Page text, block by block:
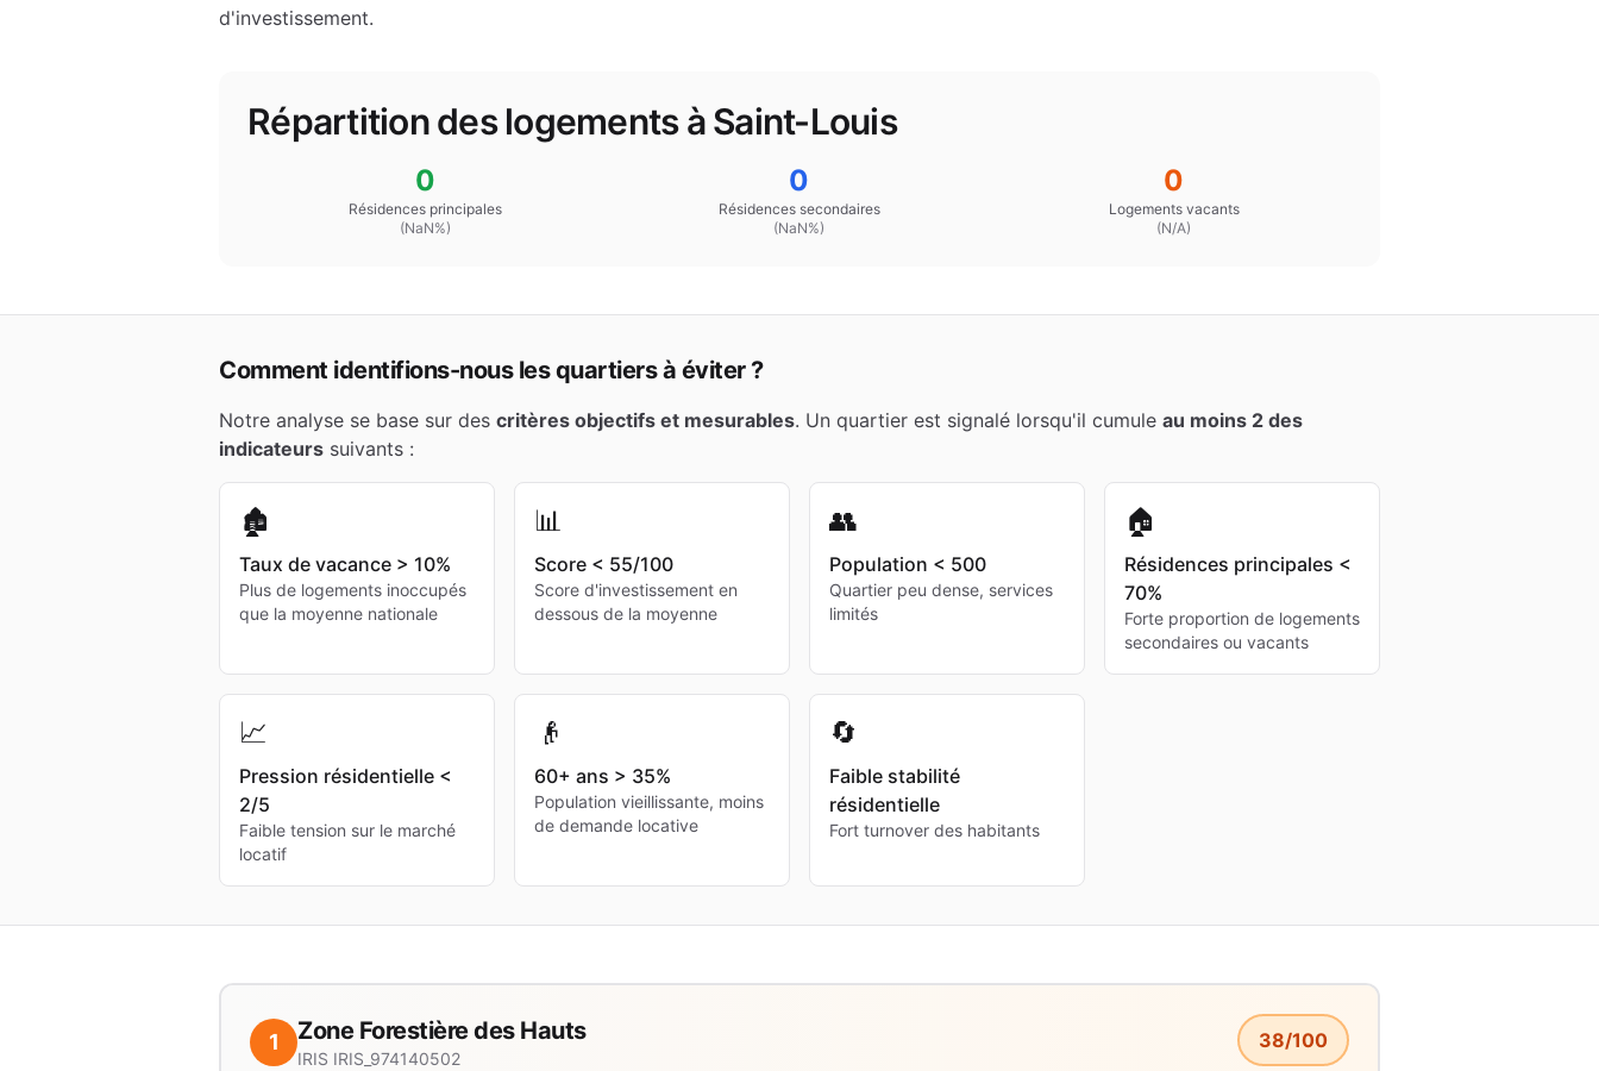
d'investissement.
Répartition des logements àSaint-Louis
0
Résidences principales
(NaN%)
0
Résidences secondaires
(NaN%)
0
Logements vacants
(N/A)
Comment identifions-nous les quartiers à éviter ?
Notre analyse se base sur des critères objectifs et mesurables. Un quartier est signalé lorsqu'il cumule au moins 2 des
indicateurs suivants :
🏚️
Taux de vacance > 10%
Plus de logements inoccupés
que la moyenne nationale
📊
Score < 55/100
Score d'investissement en
dessous de la moyenne
👥
Population < 500
Quartier peu dense, services
limités
🏠
Résidences principales <
70%
Forte proportion de logements
secondaires ou vacants
📈
Pression résidentielle <
2/5
Faible tension sur le marché
locatif
👴
60+ ans > 35%
Population vieillissante, moins
de demande locative
🔄
Faible stabilité
résidentielle
Fort turnover des habitants
1 Zone Forestière des Hauts
IRIS IRIS_974140502
38/100